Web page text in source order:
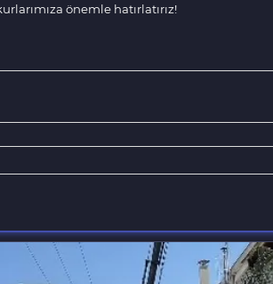
önemle hatırlatırız!